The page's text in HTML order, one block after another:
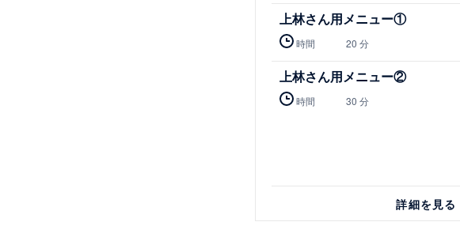
上林さん用メニュー①
時間 20 分
上林さん用メニュー②
時間 30 分
詳細を見る